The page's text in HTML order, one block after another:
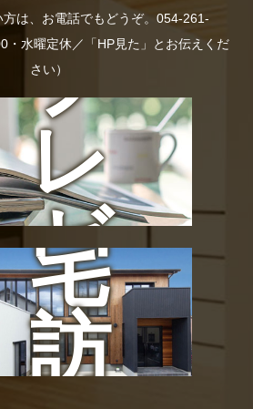
方は、お電話でもどうぞ。054-261-
・水曜定休／「HP見た」とお伝えくだ
さい）
プ
レ
ゼ
ン
長
の
お
宅
訪